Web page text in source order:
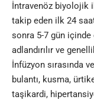
İntravenöz biyolojik
takip eden ilk 24
sonra 5-7 gün
adlandırılır ve
İnfüzyon sırasında
bulantı, kusma,
taşikardi,